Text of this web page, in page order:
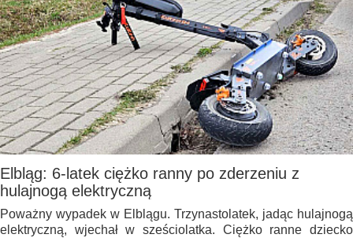
Elbląg: 6-latek ciężko ranny po zderzeniu z
hulajnogą elektryczną
Poważny wypadek w Elblągu. Trzynastolatek, jadąc hulajnogą
elektryczną, wjechał w sześciolatka. Ciężko ranne dziecko